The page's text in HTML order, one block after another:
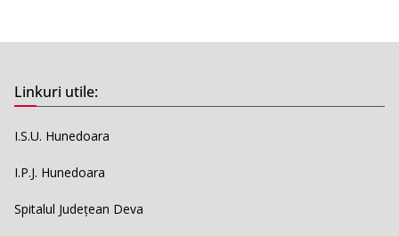
Linkuri utile:
I.S.U. Hunedoara
I.P.J. Hunedoara
Spitalul Județean Deva